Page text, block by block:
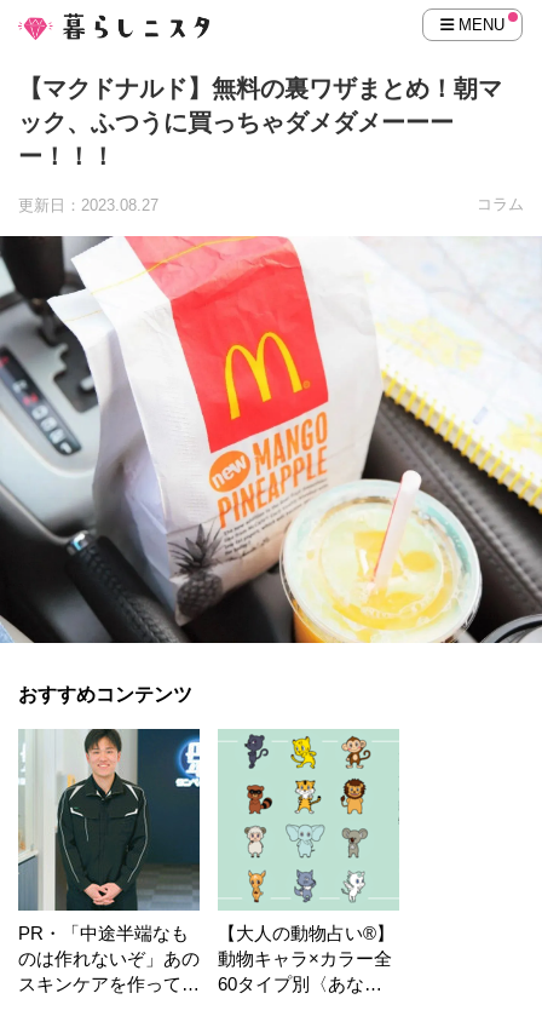
MENU
【マクドナルド】無料の裏ワザまとめ！朝マ
ック、ふつうに買っちゃダメダメーーー
ー！！！
更新日：2023.08.27 コラム
おすすめコンテンツ
PR・「中途半端なも
のは作れないぞ」あの
スキンケアを作ってい
【大人の動物占い®】
動物キャラ×カラー全
60タイプ別〈あなた